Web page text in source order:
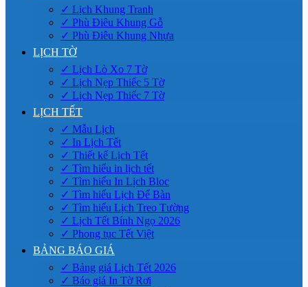
✓ Lịch Khung Tranh
✓ Phù Điêu Khung Gỗ
✓ Phù Điêu Khung Nhựa
LỊCH TỜ
✓ Lịch Lò Xo 7 Tờ
✓ Lịch Nẹp Thiếc 5 Tờ
✓ Lịch Nẹp Thiếc 7 Tờ
LỊCH TẾT
✓ Mẫu Lịch
✓ In Lịch Tết
✓ Thiết kế Lịch Tết
✓ Tìm hiểu in lịch tết
✓ Tìm hiểu In Lịch Bloc
✓ Tìm hiểu Lịch Để Bàn
✓ Tìm hiểu Lịch Treo Tường
✓ Lịch Tết Bính Ngọ 2026
✓ Phong tục Tết Việt
BẢNG BÁO GIÁ
✓ Bảng giá Lịch Tết 2026
✓ Báo giá In Tờ Rơi